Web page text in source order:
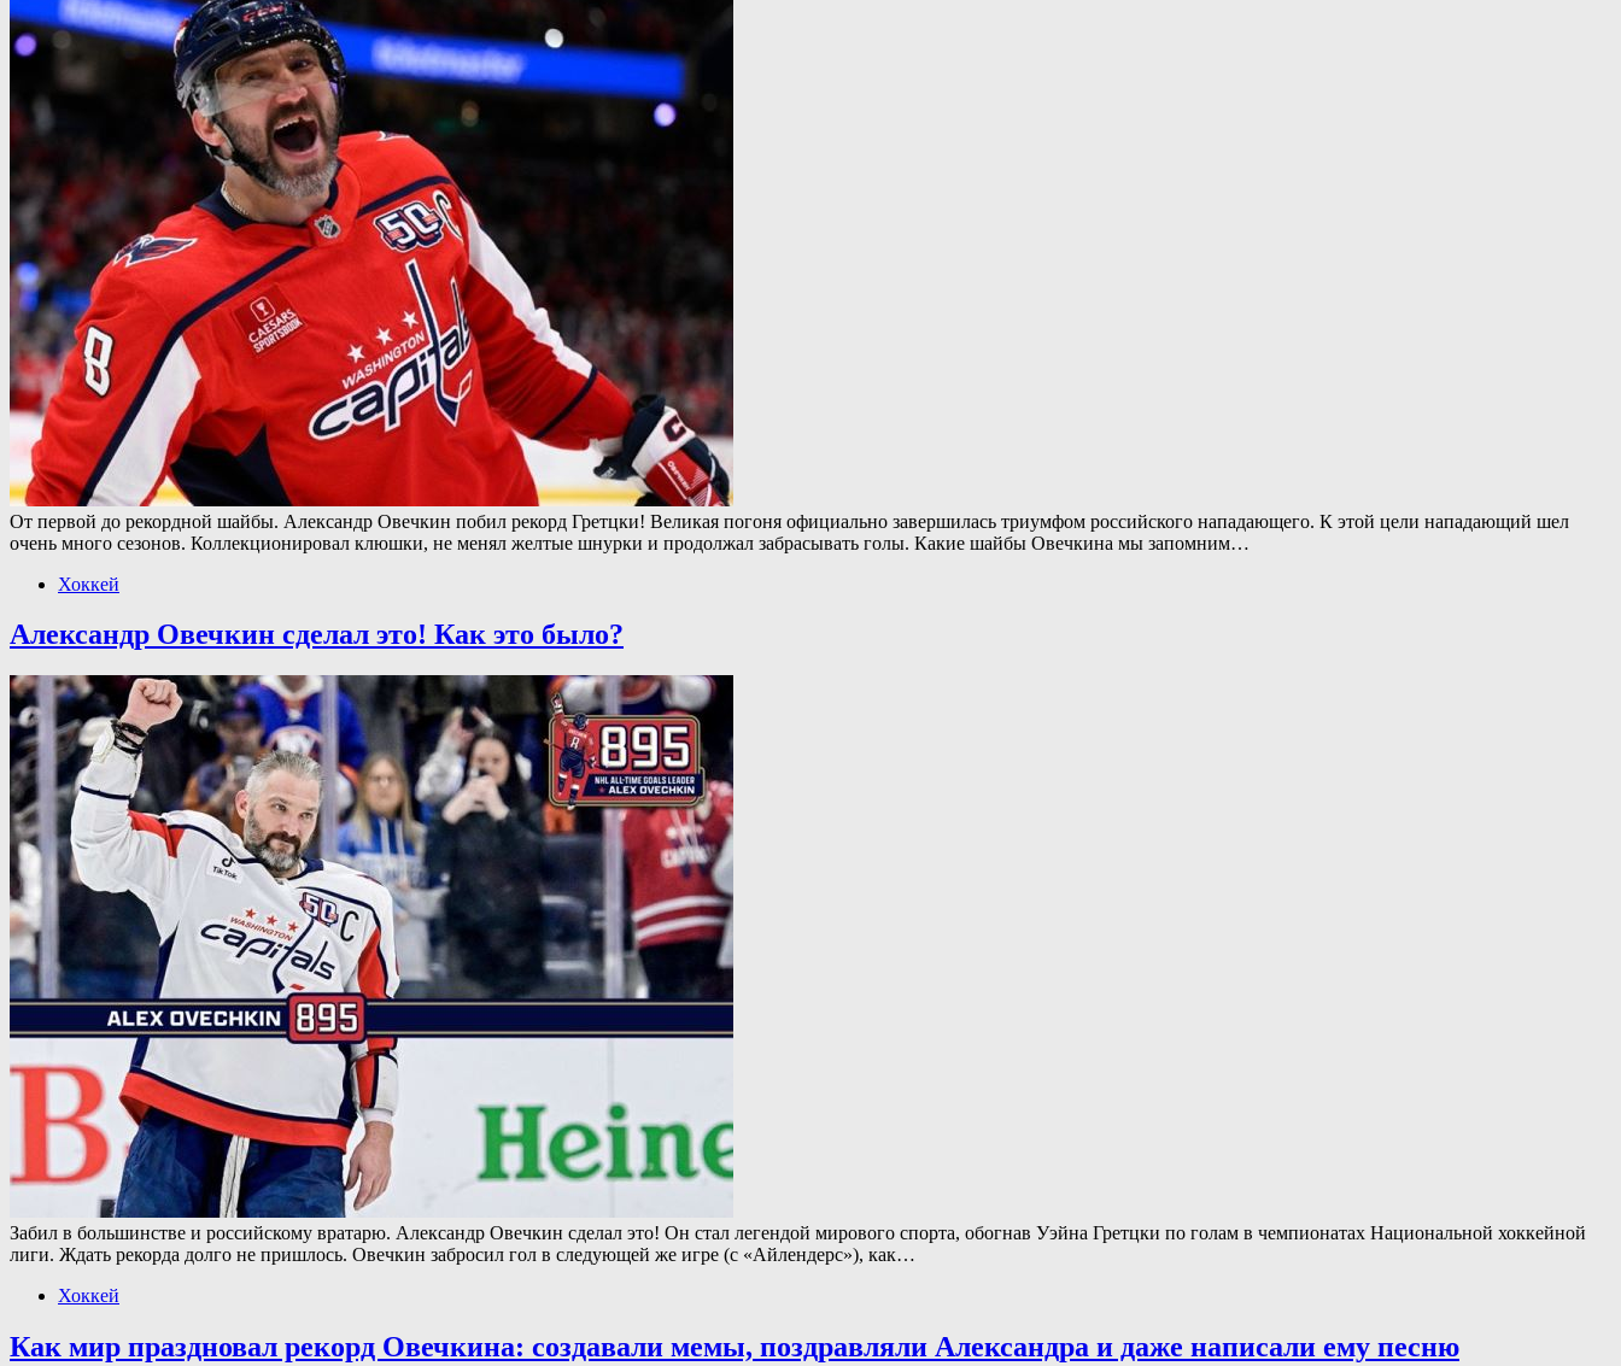
От первой до рекордной шайбы. Александр Овечкин побил рекорд Гретцки! Великая погоня официально завершилась триумфом российского нападающего. К этой цели нападающий шел
очень много сезонов. Коллекционировал клюшки, не менял желтые шнурки и продолжал забрасывать голы. Какие шайбы Овечкина мы запомним…
Хоккей
Александр Овечкин сделал это! Как это было?
Забил в большинстве и российскому вратарю. Александр Овечкин сделал это! Он стал легендой мирового спорта, обогнав Уэйна Гретцки по голам в чемпионатах Национальной хоккейной
лиги. Ждать рекорда долго не пришлось. Овечкин забросил гол в следующей же игре (с «Айлендерс»), как…
Хоккей
Как мир праздновал рекорд Овечкина: создавали мемы, поздравляли Александра и даже написали ему песню